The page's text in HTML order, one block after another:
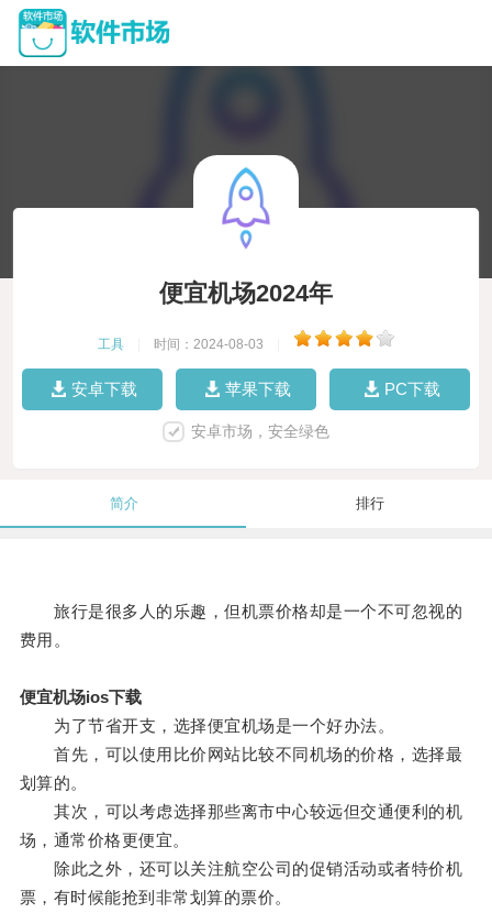
便宜机场2024年
工具 时间：2024-08-03
安卓下载 苹果下载 PC下载
安卓市场，安全绿色
简介 排行
旅行是很多人的乐趣，但机票价格却是一个不可忽视的
费用。
便宜机场ios下载
为了节省开支，选择便宜机场是一个好办法。
首先，可以使用比价网站比较不同机场的价格，选择最
划算的。
其次，可以考虑选择那些离市中心较远但交通便利的机
场，通常价格更便宜。
除此之外，还可以关注航空公司的促销活动或者特价机
票，有时候能抢到非常划算的票价。